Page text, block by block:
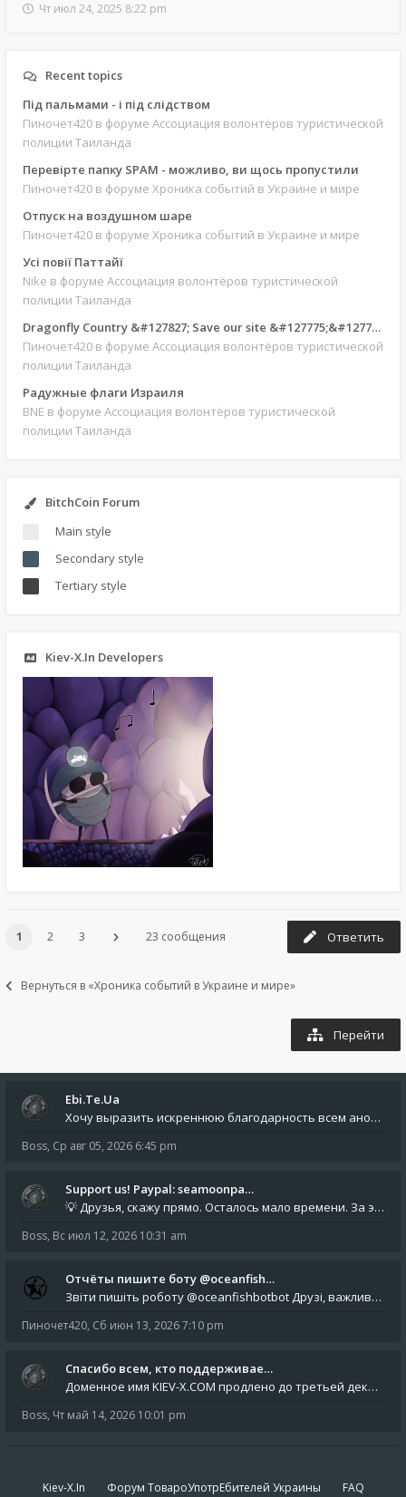
Чт июл 24, 2025 8:22 pm
Recent topics
Під пальмами - і під слідством
Пиночет420 в форуме Ассоциация волонтёров туристической
полиции Таиланда
Перевірте папку SPAM - можливо, ви щось пропустили
Пиночет420 в форуме Хроника событий в Украине и мире
Отпуск на воздушном шаре
Пиночет420 в форуме Хроника событий в Украине и мире
Усі повії Паттайї
Nike в форуме Ассоциация волонтёров туристической
полиции Таиланда
Dragonfly Country &#127827; Save our site &#127775;&#127769;
Пиночет420 в форуме Ассоциация волонтёров туристической
полиции Таиланда
Радужные флаги Израиля
BNE в форуме Ассоциация волонтёров туристической
полиции Таиланда
BitchCoin Forum
Main style
Secondary style
Tertiary style
Kiev-X.In Developers
1 2 3 23 сообщения Ответить
Вернуться в «Хроника событий в Украине и мире»
Перейти
Ebi.Te.Ua
Хочу выразить искреннюю благодарность всем анонимным пользователям, которые поддержали наше сообщество финансово. Благод
Boss, Ср авг 05, 2026 6:45 pm
Support us! Paypal: seamoonpa…
💡 Друзья, скажу прямо. Осталось мало времени. За это время нам нужно закрыть последние обязательные расходы: около 500
Boss, Вс июл 12, 2026 10:31 am
Отчёты пишите боту @oceanfish…
Звіти пишіть роботу @oceanfishbotbot Друзі, важливе повідомлення для учасників форума. Основне звернення опублікован
Пиночет420, Сб июн 13, 2026 7:10 pm
Спасибо всем, кто поддерживае…
Доменное имя KIEV-X.COM продлено до третьей декады августа 2027 года! Спасибо всем анонимным пользователям, которые по
Boss, Чт май 14, 2026 10:01 pm
Kiev-X.In Форум ТовароУпотрЕбителей Украины FAQ